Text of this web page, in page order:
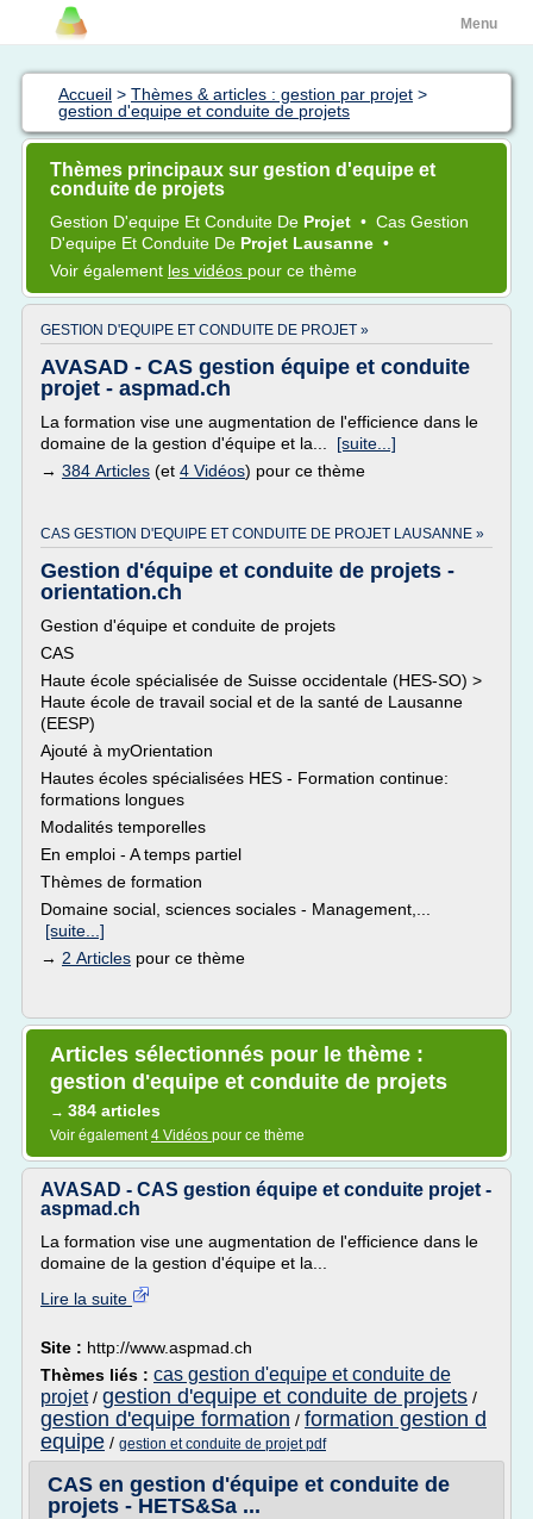
Menu
Accueil > Thèmes & articles : gestion par projet >
gestion d'equipe et conduite de projets
Thèmes principaux sur gestion d'equipe et
conduite de projets
Gestion D'equipe Et Conduite De Projet • Cas Gestion
D'equipe Et Conduite De Projet Lausanne •
Voir également les vidéos pour ce thème
GESTION D'EQUIPE ET CONDUITE DE PROJET »
AVASAD - CAS gestion équipe et conduite
projet - aspmad.ch
La formation vise une augmentation de l'efficience dans le
domaine de la gestion d'équipe et la... [suite...]
→ 384 Articles (et 4 Vidéos) pour ce thème
CAS GESTION D'EQUIPE ET CONDUITE DE PROJET LAUSANNE »
Gestion d'équipe et conduite de projets -
orientation.ch
Gestion d'équipe et conduite de projets
CAS
Haute école spécialisée de Suisse occidentale (HES-SO) >
Haute école de travail social et de la santé de Lausanne
(EESP)
Ajouté à myOrientation
Hautes écoles spécialisées HES - Formation continue:
formations longues
Modalités temporelles
En emploi - A temps partiel
Thèmes de formation
Domaine social, sciences sociales - Management,...
[suite...]
→ 2 Articles pour ce thème
Articles sélectionnés pour le thème :
gestion d'equipe et conduite de projets
→ 384 articles
Voir également4 Vidéos pour ce thème
AVASAD - CAS gestion équipe et conduite projet -
aspmad.ch
La formation vise une augmentation de l'efficience dans le
domaine de la gestion d'équipe et la...
Lire la suite
Site : http://www.aspmad.ch
Thèmes liés : cas gestion d'equipe et conduite de
projet/ gestion d'equipe et conduite de projets /
gestion d'equipe formation / formation gestion d
equipe / gestion et conduite de projet pdf
CAS en gestion d'équipe et conduite de
projets - HETS&Sa ...